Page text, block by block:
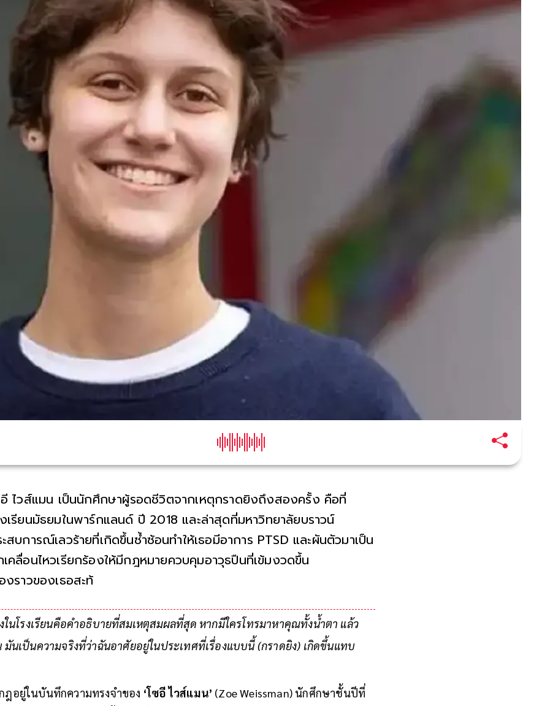
ไวส์แมน เป็นนักศึกษาผู้รอดชีวิตจากเหตุกราดยิงถึงสองครั้ง คือที่
เรียนมัธยมในพาร์กแลนด์ ปี 2018 และล่าสุดที่มหาวิทยาลัยบราวน์
สบการณ์เลวร้ายที่เกิดขึ้นซ้ำซ้อนทำให้เธอมีอาการ PTSD และผันตัวมาเป็น
คลื่อนไหวเรียกร้องให้มีกฎหมายควบคุมอาวุธปืนที่เข้มงวดขึ้น
งราวของเธอสะท้อนถึงปัญหาความรุนแรงจากปืนในสหรัฐฯ ซึ่งเ
ในโรงเรียนคือคำอธิบายที่สมเหตุสมผลที่สุด หากมีใครโทรมาหาคุณทั้งน้ำตา แล้ว
นเป็นความจริงที่ว่าฉันอาศัยอยู่ในประเทศที่เรื่องแบบนี้ (กราดยิง) เกิดขึ้นแทบ
อยู่ในบันทึกความทรงจำของ ‘โซอี ไวส์แมน’ (Zoe Weissman) นักศึกษาชั้นปีที่